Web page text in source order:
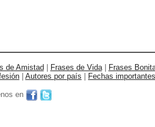
de Amistad Frases de Vida| Frases
Autores por país Fechas importantes
en